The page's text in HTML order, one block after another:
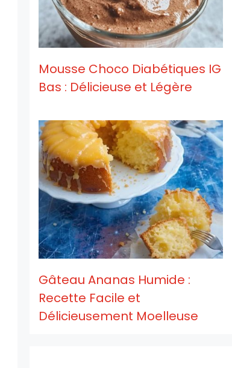
Mousse Choco Diabétiques IG
Bas : Délicieuse et Légère
Gâteau Ananas Humide :
Recette Facile et
Délicieusement Moelleuse